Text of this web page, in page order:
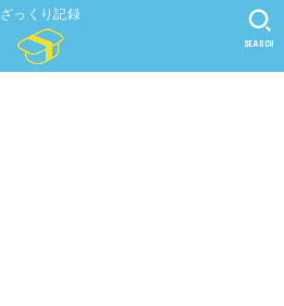
ざっくり記録
SEARCH